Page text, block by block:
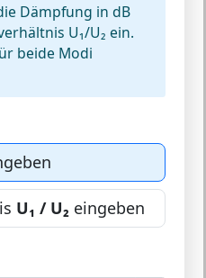
Dämpfung in dB
U₁/U₂ ein.
beide Modi
U₁ / U₂ eingeben